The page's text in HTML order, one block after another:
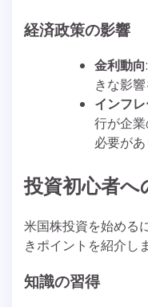
経済政策の影響
金利動向
きな影
インフ
行が企
必要があ
投資初心者
米国株投資を始める
きポイントを紹介し
知識の習得